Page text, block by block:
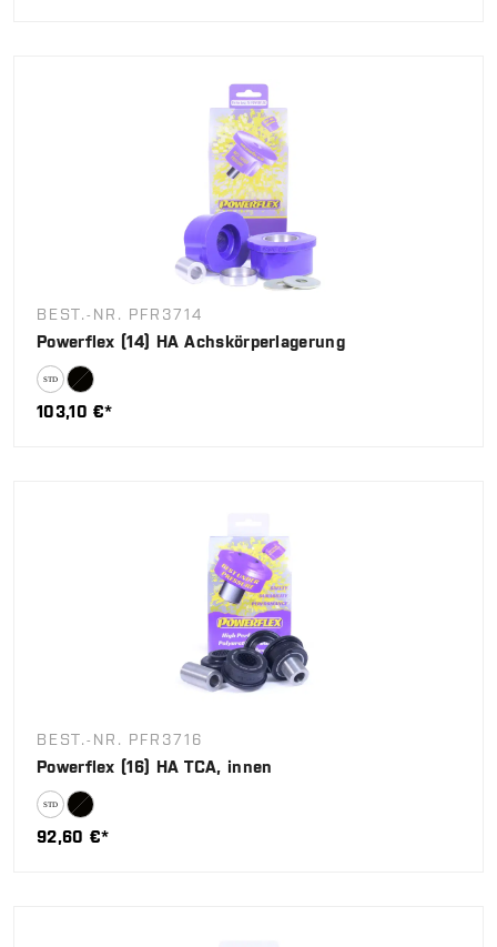
BEST.-NR. PFR3714
Powerflex (14) HA Achskörperlagerung
103,10 €*
BEST.-NR. PFR3716
Powerflex (16) HA TCA, innen
92,60 €*